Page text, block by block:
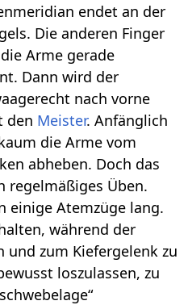
endet an der
Die anderen Finger
Arme gerade
Dann wird der
nach vorne
den Meister. Anfänglich
die Arme vom
abheben. Doch das
regelmäßiges Üben.
einige Atemzüge lang.
während der
und zum Kiefergelenk zu
loszulassen, zu